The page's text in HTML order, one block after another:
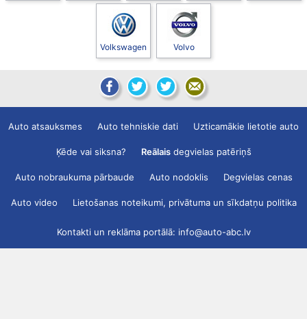
Volkswagen Volvo
Auto atsauksmes Auto tehniskie dati Uzticamākie lietotie auto
Ķēde vai siksna? Reālaisdegvielas patēriņš
Auto nobraukuma pārbaude Auto nodoklis Degvielas cenas
Auto video Lietošanas noteikumi, privātuma un sīkdatņu politika
Kontakti un reklāma portālā: info@auto-abc.lv